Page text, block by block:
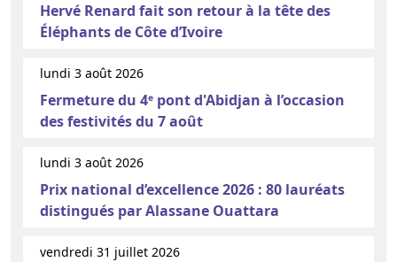
Hervé Renard fait son retour à la tête des
Éléphants de Côte d’Ivoire
lundi 3 août 2026
Fermeture du 4ᵉ pont d'Abidjan à l’occasion
des festivités du 7 août
lundi 3 août 2026
Prix national d’excellence 2026 : 80 lauréats
distingués par Alassane Ouattara
vendredi 31 juillet 2026